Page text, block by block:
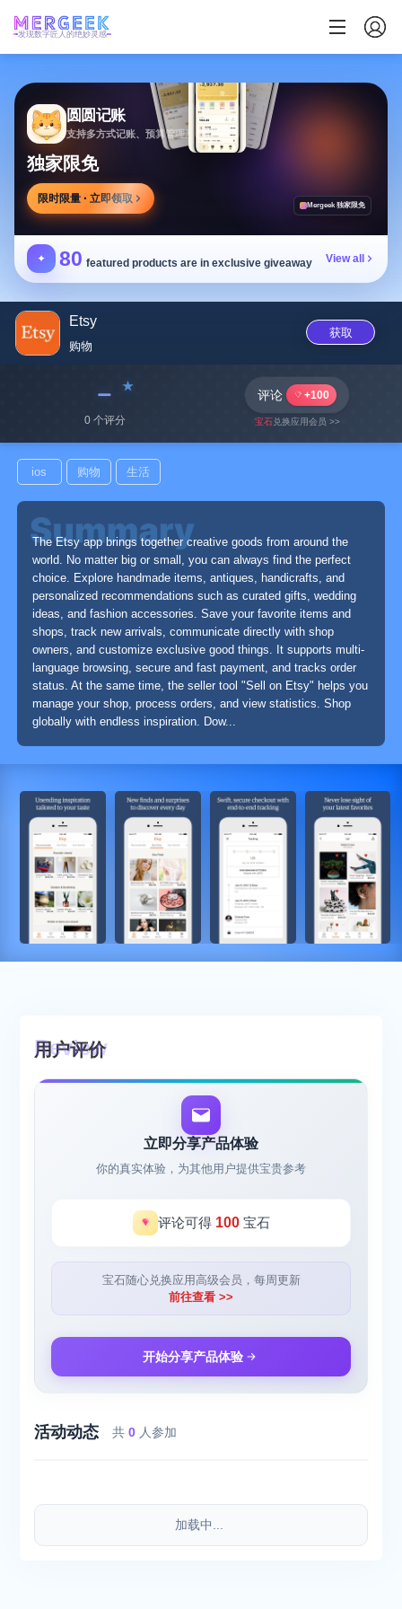
发现数字匠人的绝妙灵感
圆圆记账
支持多方式记账、预算管理及消费复盘，可本地保存
独家限免
限时限量 · 立即领取
Mergeek 独家限免
✦ 80 featured products are in exclusive giveaway View all
Etsy
购物
获取
﹣
0 个评分
评论 +100
宝石兑换应用会员 >>
ios 购物 生活
The Etsy app brings together creative goods from around the
world. No matter big or small, you can always find the perfect
choice. Explore handmade items, antiques, handicrafts, and
personalized recommendations such as curated gifts, wedding
ideas, and fashion accessories. Save your favorite items and
shops, track new arrivals, communicate directly with shop
owners, and customize exclusive good things. It supports multi-
language browsing, secure and fast payment, and tracks order
status. At the same time, the seller tool "Sell on Etsy" helps you
manage your shop, process orders, and view statistics. Shop
globally with endless inspiration. Dow...
用户评价
立即分享产品体验
你的真实体验，为其他用户提供宝贵参考
评论可得 100宝石
宝石随心兑换应用高级会员，每周更新
前往查看 >>
开始分享产品体验
活动动态 共0 人参加
加载中...